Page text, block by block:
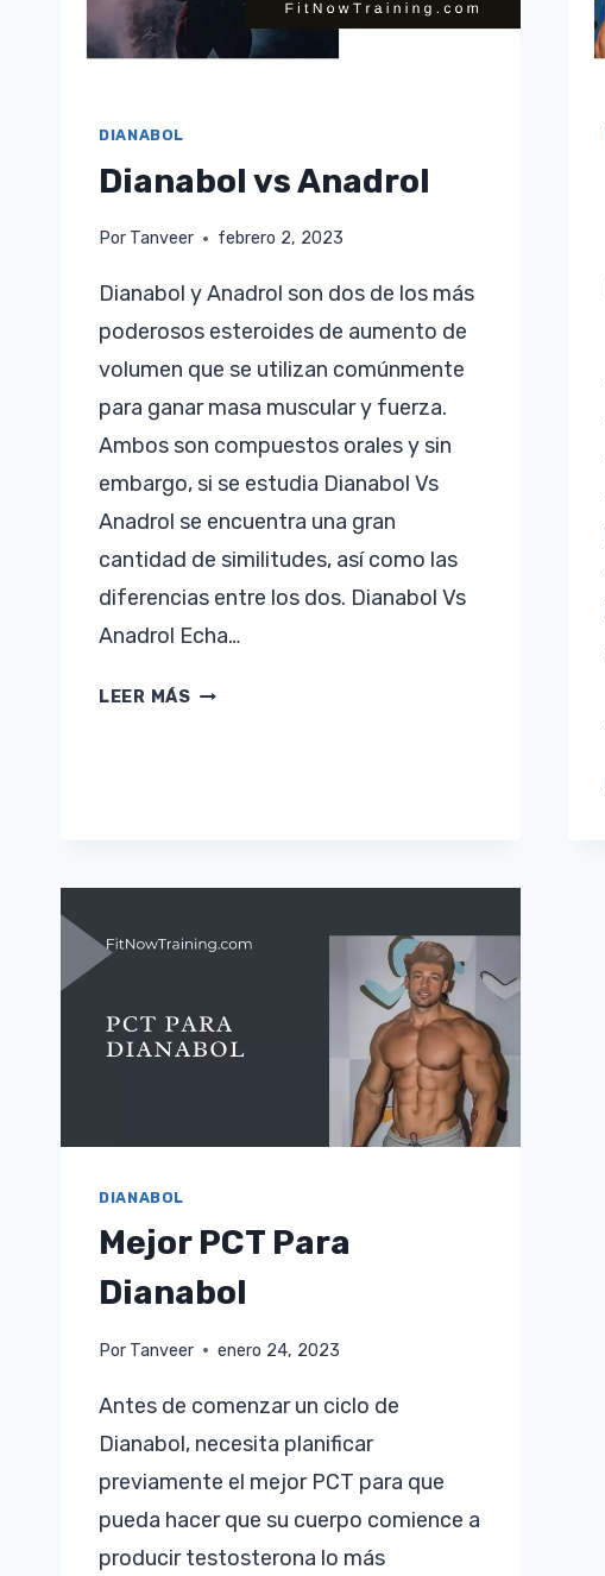
DIANABOL
Dianabol vs Anadrol
Por Tanveer febrero 2, 2023
Dianabol y Anadrol son dos de los más
poderosos esteroides de aumento de
volumen que se utilizan comúnmente
para ganar masa muscular y fuerza.
Ambos son compuestos orales y sin
embargo, si se estudia Dianabol Vs
Anadrol se encuentra una gran
cantidad de similitudes, así como las
diferencias entre los dos. Dianabol Vs
Anadrol Echa…
LEER MÁS DIANABOL
DIANABOL
Mejor PCT Para
Dianabol
Por Tanveer enero 24, 2023
Antes de comenzar un ciclo de
Dianabol, necesita planificar
previamente el mejor PCT para que
pueda hacer que su cuerpo comience a
producir testosterona lo más